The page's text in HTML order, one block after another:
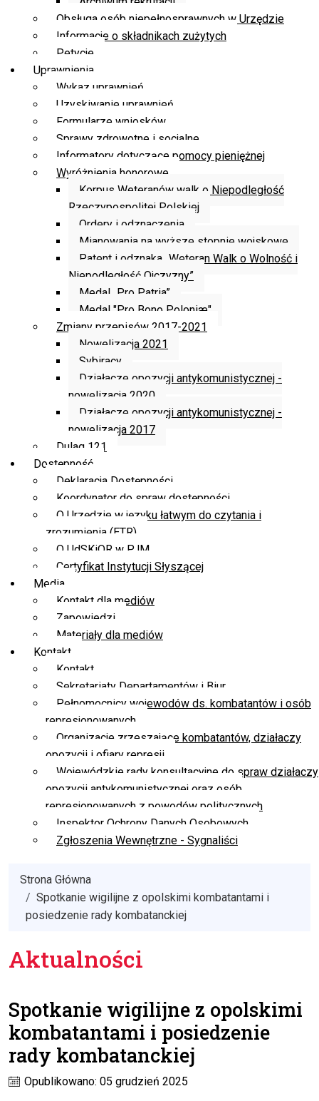
Obsługa osób niepełnosprawnych w Urzędzie
Informacje o składnikach zużytych
Petycje
Uprawnienia
Wykaz uprawnień
Uzyskiwanie uprawnień
Formularze wniosków
Sprawy zdrowotne i socjalne
Informatory dotyczące pomocy pieniężnej
Wyróżnienia honorowe
Korpus Weteranów walk o Niepodległość
Rzeczypospolitej Polskiej
Ordery i odznaczenia
Mianowania na wyższe stopnie wojskowe
Patent i odznaka „Weteran Walk o Wolność i
Niepodległość Ojczyzny”
Medal „Pro Patria”
Medal "Pro Bono Poloniæ"
Zmiany przepisów 2017-2021
Nowelizacja 2021
Sybiracy
Działacze opozycji antykomunistycznej -
nowelizacja 2020
Działacze opozycji antykomunistycznej -
nowelizacja 2017
Dulag 121
Dostępność
Deklaracja Dostępności
Koordynator do spraw dostępności
O Urzędzie w języku łatwym do czytania i
zrozumienia (ETR)
O UdSKiOR w PJM
Certyfikat Instytucji Słyszącej
Media
Kontakt dla mediów
Zapowiedzi
Materiały dla mediów
Kontakt
Kontakt
Sekretariaty Departamentów i Biur
Pełnomocnicy wojewodów ds. kombatantów i osób
represjonowanych
Organizacje zrzeszające kombatantów, działaczy
opozycji i ofiary represji
Wojewódzkie rady konsultacyjne do spraw działaczy
opozycji antykomunistycznej oraz osób
represjonowanych z powodów politycznych
Inspektor Ochrony Danych Osobowych
Zgłoszenia Wewnętrzne - Sygnaliści
Strona Główna
Spotkanie wigilijne z opolskimi kombatantami i
posiedzenie rady kombatanckiej
Aktualności
Spotkanie wigilijne z opolskimi
kombatantami i posiedzenie
rady kombatanckiej
Opublikowano: 05 grudzień 2025